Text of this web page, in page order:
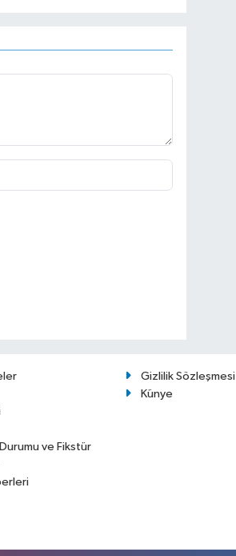
ve Fikstür
Gizlilik Sözleşmesi
Künye